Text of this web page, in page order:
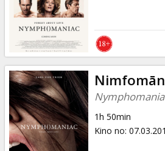
1h 50min
Kino no: